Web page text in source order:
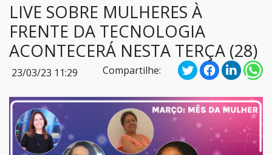
LIVE SOBRE MULHERES À
FRENTE DA TECNOLOGIA
ACONTECERÁ NESTA TERÇA (28)
23/03/23 11:29 Compartilhe: